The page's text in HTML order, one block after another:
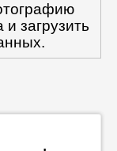
загрузить